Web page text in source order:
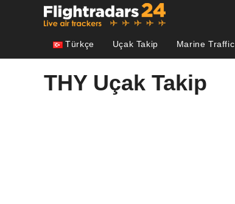
Türkçe Uçak Takip Marine Traffic
THY Uçak Takip